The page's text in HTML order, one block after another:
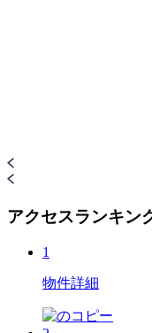
アクセスランキン
1
物件詳細